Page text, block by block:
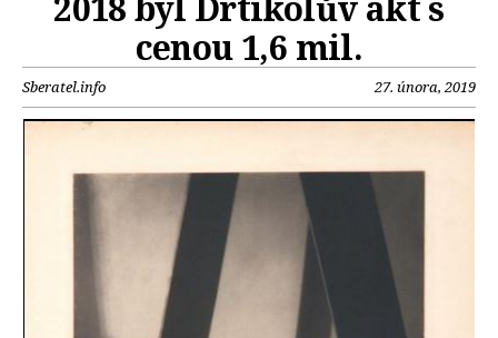
cenou 1,6 mil.
Sberatel.info 27. února, 2019